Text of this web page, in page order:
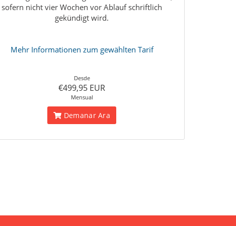
sofern nicht vier Wochen vor Ablauf schriftlich
gekündigt wird.
Mehr Informationen zum gewählten Tarif
Desde
€499,95 EUR
Mensual
Demanar Ara